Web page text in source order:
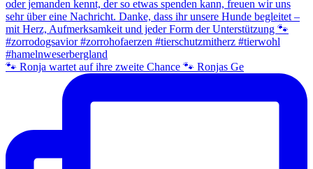
🐾 Ronja wartet auf ihre zweite Chance 🐾 Ronjas Ge